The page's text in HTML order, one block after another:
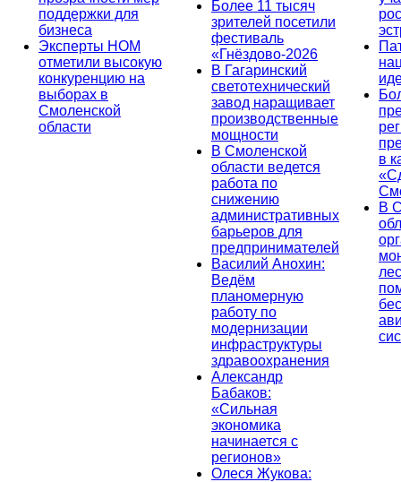
поддержки для
бизнеса
Эксперты НОМ
отметили высокую
конкуренцию на
выборах в
Смоленской
области
Более 11 тысяч
зрителей посетили
фестиваль
«Гнёздово-2026
В Гагаринский
светотехнический
завод наращивает
производственные
мощности
В Смоленской
области ведется
работа по
снижению
административных
барьеров для
предпринимателей
Василий Анохин:
Ведём
планомерную
работу по
модернизации
инфраструктуры
здравоохранения
Александр
Бабаков:
«Сильная
экономика
начинается с
регионов»
Олеся Жукова:
в
В